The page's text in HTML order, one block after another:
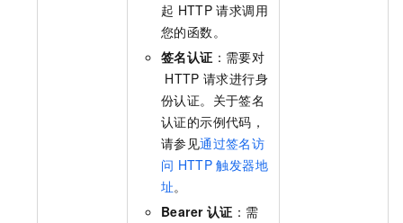
起 HTTP 请求调用
您的函数。
签名认证 ：需要对
HTTP 请求进行身
份认证。关于签名
认证的示例代码，
请参见通过签名访
问 HTTP 触发器地
址。
Bearer 认证 ：需